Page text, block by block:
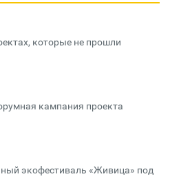
которые не прошли
кампания проекта
экофестиваль «Живица» под